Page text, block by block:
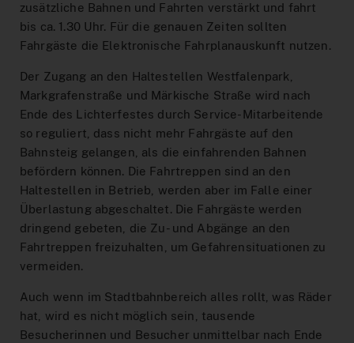
Verkehrsmeldungen
zusätzliche Bahnen und Fahrten verstärkt und fahrt
bis ca. 1.30 Uhr. Für die genauen Zeiten sollten
Fahrgäste die Elektronische Fahrplanauskunft nutzen.
Der Zugang an den Haltestellen Westfalenpark,
Markgrafenstraße und Märkische Straße wird nach
Ende des Lichterfestes durch Service-Mitarbeitende
so reguliert, dass nicht mehr Fahrgäste auf den
Bahnsteig gelangen, als die einfahrenden Bahnen
befördern können. Die Fahrtreppen sind an den
Haltestellen in Betrieb, werden aber im Falle einer
Überlastung abgeschaltet. Die Fahrgäste werden
dringend gebeten, die Zu- und Abgänge an den
Fahrtreppen freizuhalten, um Gefahrensituationen zu
vermeiden.
Auch wenn im Stadtbahnbereich alles rollt, was Räder
hat, wird es nicht möglich sein, tausende
Besucherinnen und Besucher unmittelbar nach Ende